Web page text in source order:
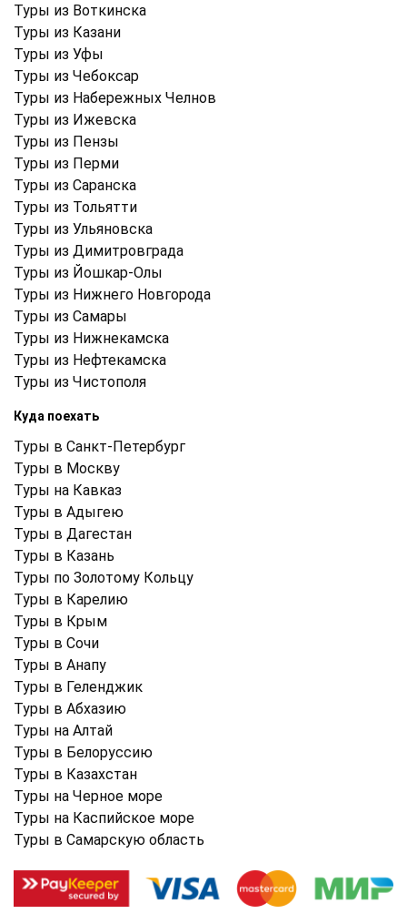
Туры из Воткинска
Туры из Казани
Туры из Уфы
Туры из Чебоксар
Туры из Набережных Челнов
Туры из Ижевска
Туры из Пензы
Туры из Перми
Туры из Саранска
Туры из Тольятти
Туры из Ульяновска
Туры из Димитровграда
Туры из Йошкар-Олы
Туры из Нижнего Новгорода
Туры из Самары
Туры из Нижнекамска
Туры из Нефтекамска
Туры из Чистополя
Куда поехать
Туры в Санкт-Петербург
Туры в Москву
Туры на Кавказ
Туры в Адыгею
Туры в Дагестан
Туры в Казань
Туры по Золотому Кольцу
Туры в Карелию
Туры в Крым
Туры в Cочи
Туры в Анапу
Туры в Геленджик
Туры в Абхазию
Туры на Алтай
Туры в Белоруссию
Туры в Казахстан
Туры на Черное море
Туры на Каспийское море
Туры в Самарскую область